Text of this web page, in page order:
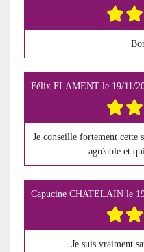
Félix FLAMENT le 19/11/
Je conseille fortement cette
agréable et
Capucine CHATELAIN le
Je suis vraiment